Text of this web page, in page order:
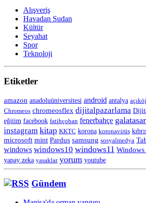
Alışveriş
Havadan Sudan
Kültür
Seyahat
Spor
Teknoloji
Etiketler
amazon anadoluüniversitesi android antalya
Chromeos chromeosflex dijitalpazarlama
eğitim facebook fatihçoban fenerbahçe
instagram kitap KKTC korona koronavirüs
microsoft mint Pardus samsung sosyalmedya
windows windows10 windows11 Windows
yapay zeka yasaklar yorum youtube
Gündem